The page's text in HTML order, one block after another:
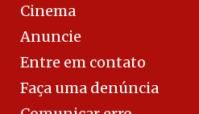
Cinema
Anuncie
Entre em contato
Faça uma denúncia